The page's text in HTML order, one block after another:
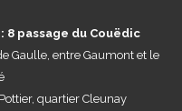
8 passage du Couëdic
Gaulle, entre Gaumont et le
quartier Cleunay